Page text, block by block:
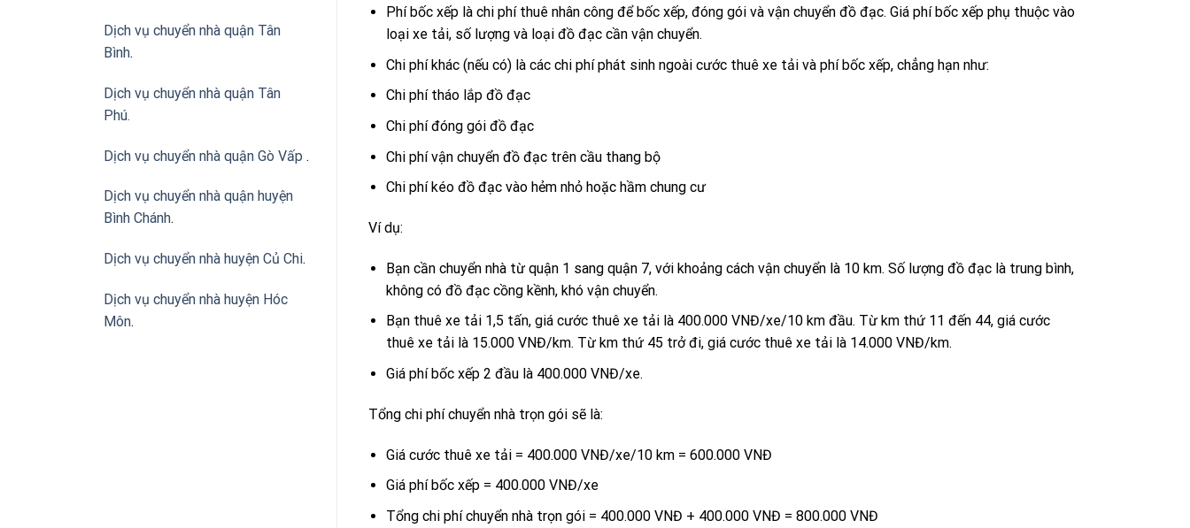
Dịch vụ chuyển nhà quận Tân
Bình.
Dịch vụ chuyển nhà quận Tân
Phú.
Dịch vụ chuyển nhà quận Gò Vấp .
Dịch vụ chuyển nhà quận huyện
Bình Chánh.
Dịch vụ chuyển nhà huyện Củ Chi.
Dịch vụ chuyển nhà huyện Hóc
Môn.
Phí bốc xếp là chi phí thuê nhân công để bốc xếp, đóng gói và vận chuyển đồ đạc. Giá phí bốc xếp phụ thuộc vào
loại xe tải, số lượng và loại đồ đạc cần vận chuyển.
Chi phí khác (nếu có) là các chi phí phát sinh ngoài cước thuê xe tải và phí bốc xếp, chẳng hạn như:
Chi phí tháo lắp đồ đạc
Chi phí đóng gói đồ đạc
Chi phí vận chuyển đồ đạc trên cầu thang bộ
Chi phí kéo đồ đạc vào hẻm nhỏ hoặc hầm chung cư
Ví dụ:
Bạn cần chuyển nhà từ quận 1 sang quận 7, với khoảng cách vận chuyển là 10 km. Số lượng đồ đạc là trung bình,
không có đồ đạc cồng kềnh, khó vận chuyển.
Bạn thuê xe tải 1,5 tấn, giá cước thuê xe tải là 400.000 VNĐ/xe/10 km đầu. Từ km thứ 11 đến 44, giá cước
thuê xe tải là 15.000 VNĐ/km. Từ km thứ 45 trở đi, giá cước thuê xe tải là 14.000 VNĐ/km.
Giá phí bốc xếp 2 đầu là 400.000 VNĐ/xe.
Tổng chi phí chuyển nhà trọn gói sẽ là:
Giá cước thuê xe tải = 400.000 VNĐ/xe/10 km = 600.000 VNĐ
Giá phí bốc xếp = 400.000 VNĐ/xe
Tổng chi phí chuyển nhà trọn gói = 400.000 VNĐ + 400.000 VNĐ = 800.000 VNĐ